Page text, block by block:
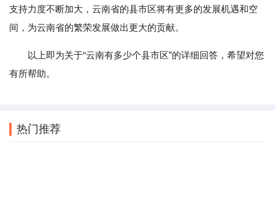
支持力度不断加大，云南省的县市区将有更多的发展机遇和空
间，为云南省的繁荣发展做出更大的贡献。
以上即为关于“云南有多少个县市区”的详细回答，希望对您
有所帮助。
热门推荐